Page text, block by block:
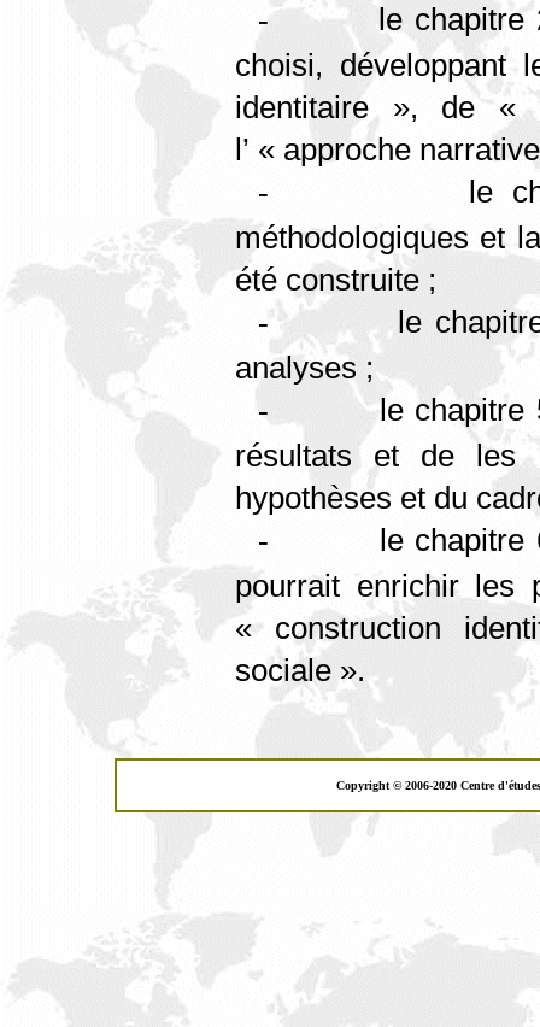
-
le chapitre
choisi, développant
identitaire », de «
l’ « approche
-
le
méthodologiques et
été construite ;
-
le
analyses ;
-
le chapitre
résultats et de les
hypothèses et du
-
le chapitre
pourrait enrichir les
« construction
sociale ».
Copyright © 2006-2020 Centre